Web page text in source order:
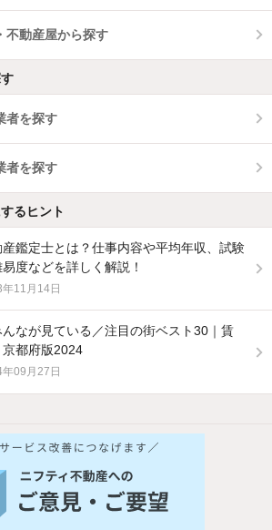
不動産屋から探す
者を探す
者を探す
るヒント
産鑑定士とは？仕事内容や平均年収、試験
度などを詳しく解説！
年11月14日
んなが見ている／注目の街ベスト30｜賃
京都府版2024
09月27日
絞り込んでいます！
2階以上